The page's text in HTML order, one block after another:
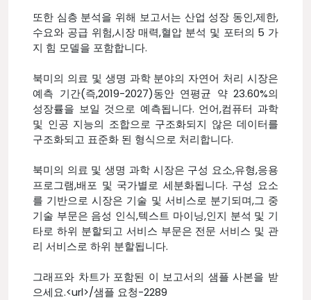
또한 심층 분석을 위해 보고서는 산업 성장 동인,제한,
수요와 공급 위험,시장 매력,혈압 분석 및 포터의 5 가
지 힘 모델을 포함합니다.
북미의 의료 및 생명 과학 분야의 자연어 처리 시장은
예측 기간(즉,2019-2027)동안 연평균 약 23.60%의
성장률을 보일 것으로 예측됩니다. 언어,컴퓨터 과학
및 인공 지능의 조합으로 구조화되지 않은 데이터를
구조화되고 표준화 된 형식으로 처리합니다.
북미의 의료 및 생명 과학 시장은 구성 요소,유형,응용
프로그램,배포 및 국가별로 세분화됩니다. 구성 요소
를 기반으로 시장은 기술 및 서비스로 분기되며,그 중
기술 부문은 음성 인식,텍스트 마이닝,인지 분석 및 기
타로 하위 분할되고 서비스 부문은 전문 서비스 및 관
리 서비스로 하위 분할됩니다.
그래프와 차트가 포함된 이 보고서의 샘플 사본을 받
으세요.<url>/샘플 요청-2289